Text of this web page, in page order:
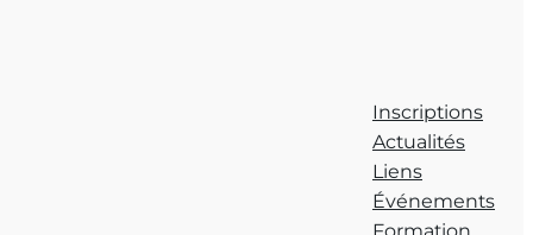
Inscriptions
Actualités
Liens
Événements